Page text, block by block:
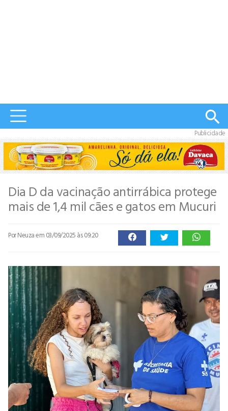
Publicidade
Dia D da vacinação antirrábica protege
mais de 1,4 mil cães e gatos em Mucuri
Por Neuzaem 03/09/2025 às 09:20